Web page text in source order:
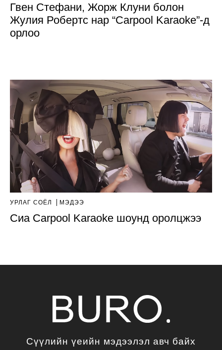
Гвен Стефани, Жорж Клуни болон
Жулия Робертс нар “Carpool Karaoke”-д
орлоо
УРЛАГ СОЁЛ МЭДЭЭ
Сиа Carpool Karaoke шоунд оролцжээ
Сүүлийн үеийн мэдээлэл авч байх